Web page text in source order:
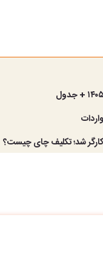
شد؛ تکلیف چای چیست؟